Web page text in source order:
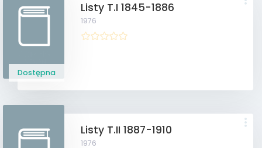
Dostępna
Listy T.I 1845-1886
1976
Listy T.II 1887-1910
1976